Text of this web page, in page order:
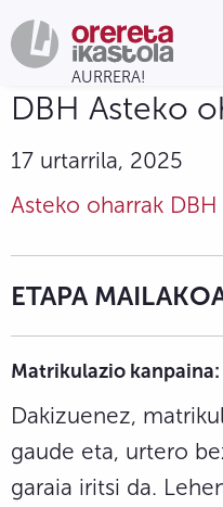
DBH Asteko
17 urtarrila, 2025
Asteko oharrak DBH
ETAPA
Matrikulazio
Dakizuenez,
gaude eta, urtero
garaia iritsi da.